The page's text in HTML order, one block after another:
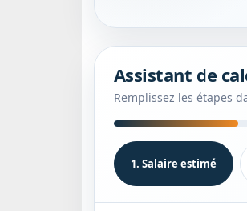
Assistant de
Remplissez les étapes
1. Salaire estimé